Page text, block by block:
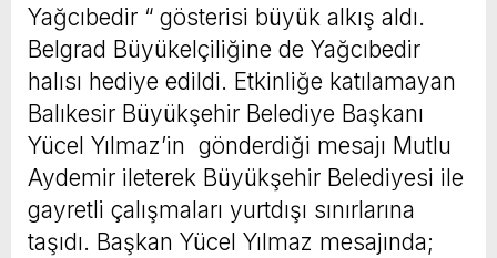
Yağcıbedir “ gösterisi büyük alkış aldı.
Belgrad Büyükelçiliğine de Yağcıbedir
halısı hediye edildi. Etkinliğe katılamayan
Balıkesir Büyükşehir Belediye Başkanı
Yücel Yılmaz’in gönderdiği mesajı Mutlu
Aydemir ileterek Büyükşehir Belediyesi ile
gayretli çalışmaları yurtdışı sınırlarına
taşıdı. Başkan Yücel Yılmaz mesajında;